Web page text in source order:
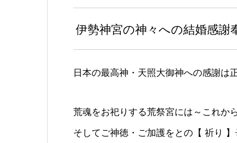
伊勢神宮の神々への結婚感謝
日本の最高神・天照大御神への感謝は
荒魂をお祀りする荒祭宮には～これか
そしてご神徳・ご加護をとの【 祈り 】